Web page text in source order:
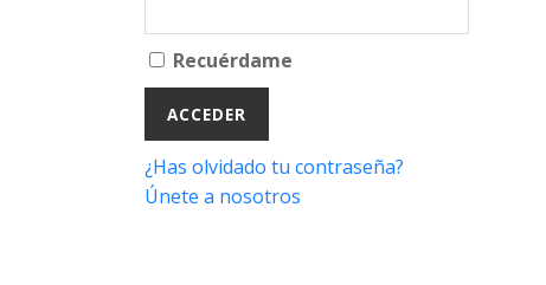
Recuérdame
¿Has olvidado tu contraseña?
Únete a nosotros